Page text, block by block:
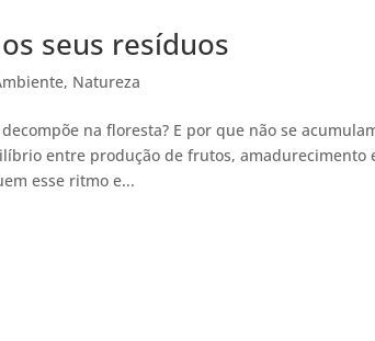
seus resíduos
, Natureza
na floresta? E por que não se
entre produção de frutos, amadurecimento
esse ritmo e...